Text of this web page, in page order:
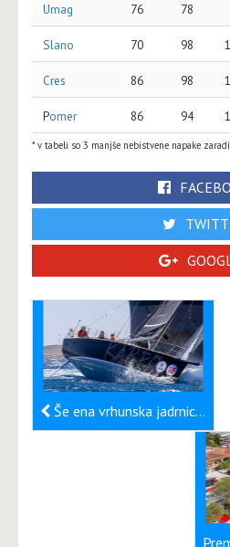
Umag 76 78
Slano 70 98
Cres 86 98
Pomer 86 94
* v tabeli so 3 manjše nebistvene napake
Še ena vrhunska jadrnica opremljena z litijevimi baterijami BlueCell